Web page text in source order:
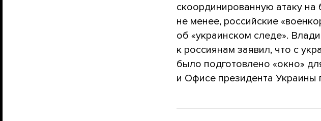
скоординированную атаку на
не менее, российские
об «украинском следе».
к россиянам заявил, что с
было подготовлено «окно»
и Офисе президента Украины